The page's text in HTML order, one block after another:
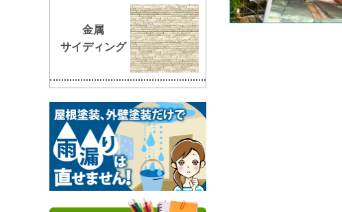
金属
サイディング